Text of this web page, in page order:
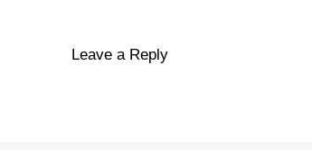
Leave a Reply